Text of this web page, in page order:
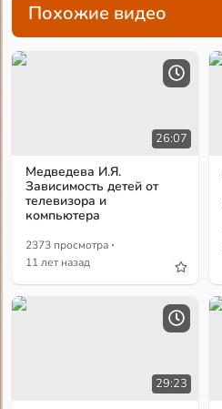
Похожие видео
26:07
Медведева И.Я.
Зависимость детей от
телевизора и
компьютера
2373 просмотра ·
11 лет назад
29:23